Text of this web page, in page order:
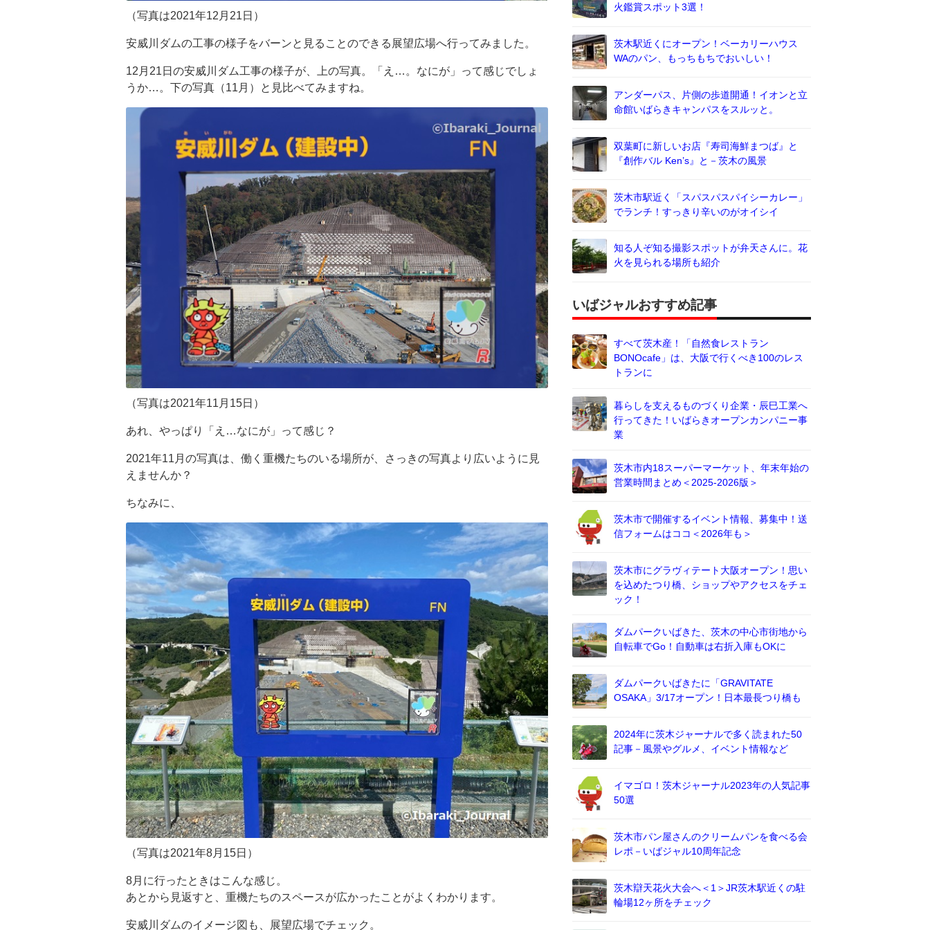
（写真は2021年12月21日）
安威川ダムの工事の様子をバーンと見ることのできる展望広場へ行ってみました。
12月21日の安威川ダム工事の様子が、上の写真。「え…。なにが」って感じでしょ
うか…。下の写真（11月）と見比べてみますね。
（写真は2021年11月15日）
あれ、やっぱり「え…なにが」って感じ？
2021年11月の写真は、働く重機たちのいる場所が、さっきの写真より広いように見
えませんか？
ちなみに、
（写真は2021年8月15日）
8月に行ったときはこんな感じ。
あとから見返すと、重機たちのスペースが広かったことがよくわかります。
安威川ダムのイメージ図も、展望広場でチェック。
火鑑賞スポット3選！
茨木駅近くにオープン！ベーカリーハウス
WAのパン、もっちもちでおいしい！
アンダーパス、片側の歩道開通！イオンと立
命館いばらきキャンパスをスルッと。
双葉町に新しいお店『寿司海鮮まつば』と
『創作バル Ken’s』と－茨木の風景
茨木市駅近く「スパスパスパイシーカレー」
でランチ！すっきり辛いのがオイシイ
知る人ぞ知る撮影スポットが弁天さんに。花
火を見られる場所も紹介
いばジャルおすすめ記事
すべて茨木産！「自然食レストラン
BONOcafe」は、大阪で行くべき100のレス
トランに
暮らしを支えるものづくり企業・辰巳工業へ
行ってきた！いばらきオープンカンパニー事
業
茨木市内18スーパーマーケット、年末年始の
営業時間まとめ＜2025-2026版＞
茨木市で開催するイベント情報、募集中！送
信フォームはココ＜2026年も＞
茨木市にグラヴィテート大阪オープン！思い
を込めたつり橋、ショップやアクセスをチェ
ック！
ダムパークいばきた、茨木の中心市街地から
自転車でGo！自動車は右折入庫もOKに
ダムパークいばきたに「GRAVITATE
OSAKA」3/17オープン！日本最長つり橋も
2024年に茨木ジャーナルで多く読まれた50
記事－風景やグルメ、イベント情報など
イマゴロ！茨木ジャーナル2023年の人気記事
50選
茨木市パン屋さんのクリームパンを食べる会
レポ－いばジャル10周年記念
茨木辯天花火大会へ＜1＞JR茨木駅近くの駐
輪場12ヶ所をチェック